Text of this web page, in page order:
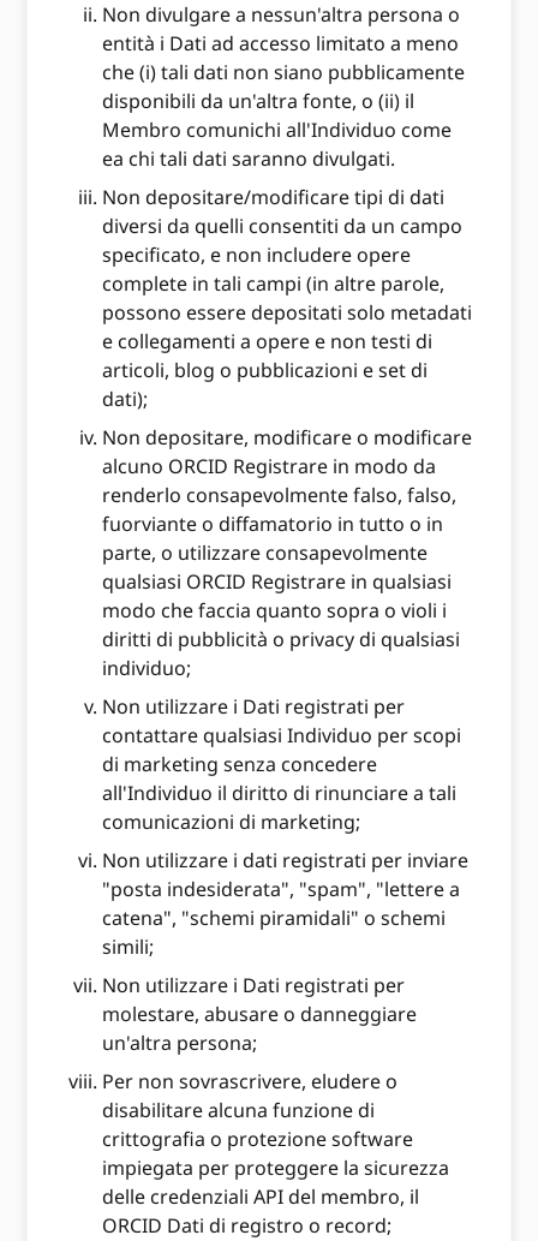
Non divulgare a nessun'altra persona o
entità i Dati ad accesso limitato a meno
che (i) tali dati non siano pubblicamente
disponibili da un'altra fonte, o (ii) il
Membro comunichi all'Individuo come
ea chi tali dati saranno divulgati.
Non depositare/modificare tipi di dati
diversi da quelli consentiti da un campo
specificato, e non includere opere
complete in tali campi (in altre parole,
possono essere depositati solo metadati
e collegamenti a opere e non testi di
articoli, blog o pubblicazioni e set di
dati);
Non depositare, modificare o modificare
alcuno ORCID Registrare in modo da
renderlo consapevolmente falso, falso,
fuorviante o diffamatorio in tutto o in
parte, o utilizzare consapevolmente
qualsiasi ORCID Registrare in qualsiasi
modo che faccia quanto sopra o violi i
diritti di pubblicità o privacy di qualsiasi
individuo;
Non utilizzare i Dati registrati per
contattare qualsiasi Individuo per scopi
di marketing senza concedere
all'Individuo il diritto di rinunciare a tali
comunicazioni di marketing;
Non utilizzare i dati registrati per inviare
"posta indesiderata", "spam", "lettere a
catena", "schemi piramidali" o schemi
simili;
Non utilizzare i Dati registrati per
molestare, abusare o danneggiare
un'altra persona;
Per non sovrascrivere, eludere o
disabilitare alcuna funzione di
crittografia o protezione software
impiegata per proteggere la sicurezza
delle credenziali API del membro, il
ORCID Dati di registro o record;